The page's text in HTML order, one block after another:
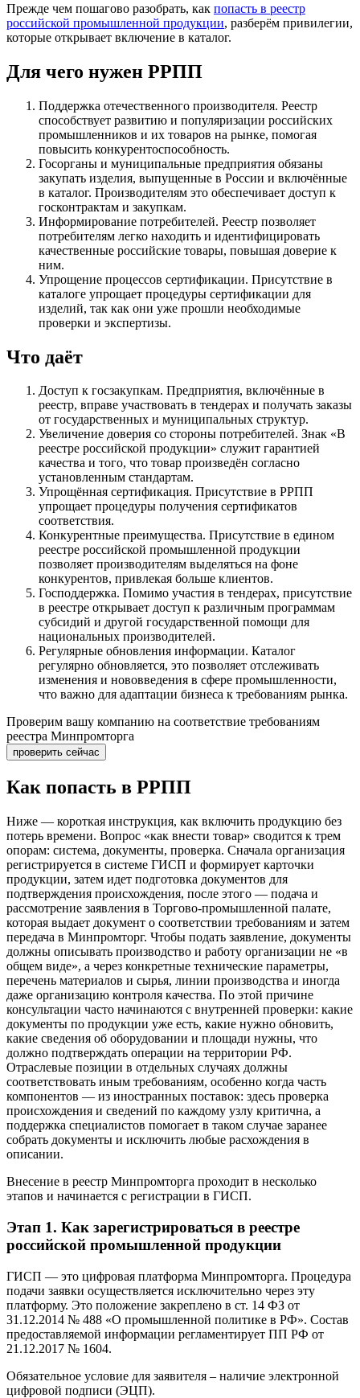
Прежде чем пошагово разобрать, как попасть в реестр
российской промышленной продукции, разберём привилегии,
которые открывает включение в каталог.
Для чего нужен РРПП
Поддержка отечественного производителя. Реестр
способствует развитию и популяризации российских
промышленников и их товаров на рынке, помогая
повысить конкурентоспособность.
Госорганы и муниципальные предприятия обязаны
закупать изделия, выпущенные в России и включённые
в каталог. Производителям это обеспечивает доступ к
госконтрактам и закупкам.
Информирование потребителей. Реестр позволяет
потребителям легко находить и идентифицировать
качественные российские товары, повышая доверие к
ним.
Упрощение процессов сертификации. Присутствие в
каталоге упрощает процедуры сертификации для
изделий, так как они уже прошли необходимые
проверки и экспертизы.
Что даёт
Доступ к госзакупкам. Предприятия, включённые в
реестр, вправе участвовать в тендерах и получать заказы
от государственных и муниципальных структур.
Увеличение доверия со стороны потребителей. Знак «В
реестре российской продукции» служит гарантией
качества и того, что товар произведён согласно
установленным стандартам.
Упрощённая сертификация. Присутствие в РРПП
упрощает процедуры получения сертификатов
соответствия.
Конкурентные преимущества. Присутствие в едином
реестре российской промышленной продукции
позволяет производителям выделяться на фоне
конкурентов, привлекая больше клиентов.
Господдержка. Помимо участия в тендерах, присутствие
в реестре открывает доступ к различным программам
субсидий и другой государственной помощи для
национальных производителей.
Регулярные обновления информации. Каталог
регулярно обновляется, это позволяет отслеживать
изменения и нововведения в сфере промышленности,
что важно для адаптации бизнеса к требованиям рынка.
Проверим вашу компанию на соответствие требованиям
реестра Минпромторга
проверить сейчас
Как попасть в РРПП
Ниже — короткая инструкция, как включить продукцию без
потерь времени. Вопрос «как внести товар» сводится к трем
опорам: система, документы, проверка. Сначала организация
регистрируется в системе ГИСП и формирует карточки
продукции, затем идет подготовка документов для
подтверждения происхождения, после этого — подача и
рассмотрение заявления в Торгово-промышленной палате,
которая выдает документ о соответствии требованиям и затем
передача в Минпромторг. Чтобы подать заявление, документы
должны описывать производство и работу организации не «в
общем виде», а через конкретные технические параметры,
перечень материалов и сырья, линии производства и иногда
даже организацию контроля качества. По этой причине
консультации часто начинаются с внутренней проверки: какие
документы по продукции уже есть, какие нужно обновить,
какие сведения об оборудовании и площади нужны, что
должно подтверждать операции на территории РФ.
Отраслевые позиции в отдельных случаях должны
соответствовать иным требованиям, особенно когда часть
компонентов — из иностранных поставок: здесь проверка
происхождения и сведений по каждому узлу критична, а
поддержка специалистов помогает в таком случае заранее
собрать документы и исключить любые расхождения в
описании.
Внесение в реестр Минпромторга проходит в несколько
этапов и начинается с регистрации в ГИСП.
Этап 1. Как зарегистрироваться в реестре
российской промышленной продукции
ГИСП — это цифровая платформа Минпромторга. Процедура
подачи заявки осуществляется исключительно через эту
платформу. Это положение закреплено в ст. 14 ФЗ от
31.12.2014 № 488 «О промышленной политике в РФ». Состав
предоставляемой информации регламентирует ПП РФ от
21.12.2017 № 1604.
Обязательное условие для заявителя – наличие электронной
цифровой подписи (ЭЦП).